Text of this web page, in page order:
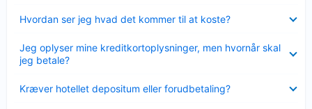
Hvordan ser jeg hvad det kommer til at koste?
Jeg oplyser mine kreditkortoplysninger, men hvornår skal
jeg betale?
Kræver hotellet depositum eller forudbetaling?